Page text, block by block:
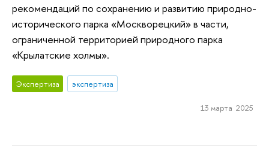
рекомендаций по сохранению и развитию природно-
исторического парка «Москворецкий» в части,
ограниченной территорией природного парка
«Крылатские холмы».
Экспертиза экспертиза
13 марта 2025